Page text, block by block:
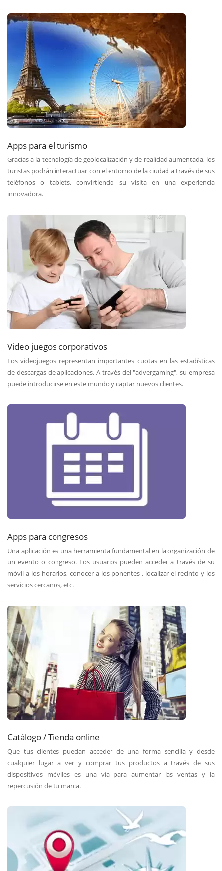
Apps para el turismo
Gracias a la tecnología de geolocalización y de realidad aumentada, los
turistas podrán interactuar con el entorno de la ciudad a través de sus
teléfonos o tablets, convirtiendo su visita en una experiencia
innovadora.
Video juegos corporativos
Los videojuegos representan importantes cuotas en las estadísticas
de descargas de aplicaciones. A través del "advergaming", su empresa
puede introducirse en este mundo y captar nuevos clientes.
Apps para congresos
Una aplicación es una herramienta fundamental en la organización de
un evento o congreso. Los usuarios pueden acceder a través de su
móvil a los horarios, conocer a los ponentes , localizar el recinto y los
servicios cercanos, etc.
Catálogo / Tienda online
Que tus clientes puedan acceder de una forma sencilla y desde
cualquier lugar a ver y comprar tus productos a través de sus
dispositivos móviles es una vía para aumentar las ventas y la
repercusión de tu marca.